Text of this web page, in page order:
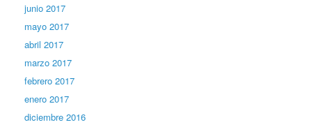
junio 2017
mayo 2017
abril 2017
marzo 2017
febrero 2017
enero 2017
diciembre 2016